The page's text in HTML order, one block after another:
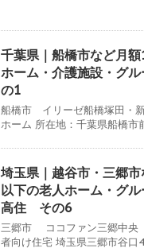
千葉県｜船橋市など月
ホーム・介護施設・グ
の1
船橋市 イリーゼ船橋塚田・
ホーム 所在地：千葉県船橋市
埼玉県｜越谷市・三郷
以下の老人ホーム・グ
高住 その6
三郷市 ココファン三郷中央
者向け住宅 埼玉県三郷市谷口